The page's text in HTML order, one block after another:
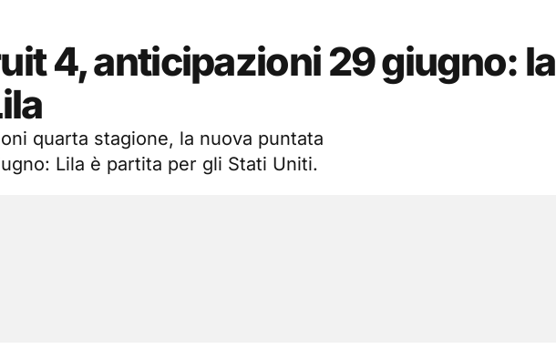
4, anticipazioni 29 giugno: la
quarta stagione, la nuova puntata
Lila è partita per gli Stati Uniti.